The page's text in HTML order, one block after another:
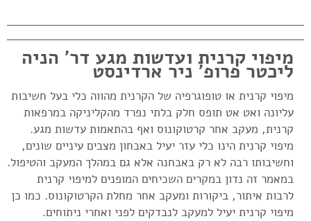
מיפוי קרנית ועדשות מגע דר' הניה
ליכטר פרופ' ניר ארדינסט
מיפוי קרנית או טופוגרפיה של הקרנית מהווה כלי בעל חשיבות
עליונה ואט אט תופס חלק בלתי נפרד מהקליניקה במרפאות
קרנית, מעקב אחר קרטוקונוס ואף בהתאמות עדשות מגע.
מיפוי קרנית הינו כלי עזר יעיל באבחון מצבים עיניים שונים,
וחשיבותו רבה לא רק באבחנה אלא גם במהלך המעקב והטיפול.
במאמר זה נדון במקרים השכיחים המופנים למיפוי קרנית
לרבות איתור, ביקורות ומעקב אחר מחלת הקרטוקונוס. כמו כן
מיפוי קרנית יעיל למעקב לנבדקים לפני ואחרי ניתוחים.